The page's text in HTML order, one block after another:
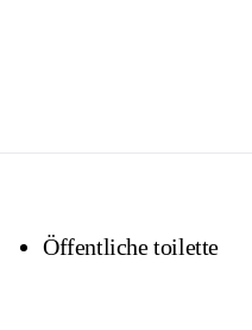
Öffentliche toilette